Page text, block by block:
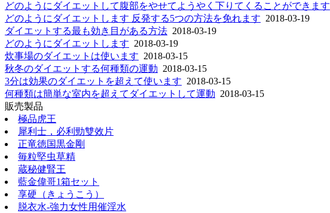
どのようにダイエットして腹部をやせてようやく下りてくることができます
どのようにダイエットします 反発する5つの方法を免れます 2018-03-19
ダイエットする最も効き目がある方法 2018-03-19
どのようにダイエットします 2018-03-19
炊事場のダイエットは使います 2018-03-15
秋冬のダイエットする何種類の運動 2018-03-15
3分は効果のダイエットを超えて使います 2018-03-15
何種類は簡単な室内を超えてダイエットして運動 2018-03-15
販売製品
極品虎王
犀利士，必利勁雙效片
正竜徳国黒金剛
毎粒堅虫草精
蔵秘健腎王
藍金偉哥1箱セット
享硬（きょうこう）
脱衣水-強力女性用催淫水